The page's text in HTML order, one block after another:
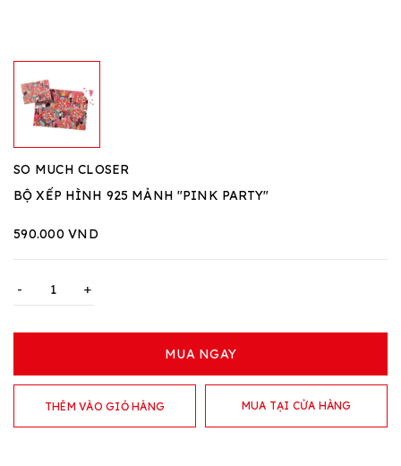
SO MUCH CLOSER
BỘ XẾP HÌNH 925 MẢNH "PINK PARTY"
590.000 VND
- +
MUA NGAY
THÊM VÀO GIỎ HÀNG MUA TẠI CỬA HÀNG